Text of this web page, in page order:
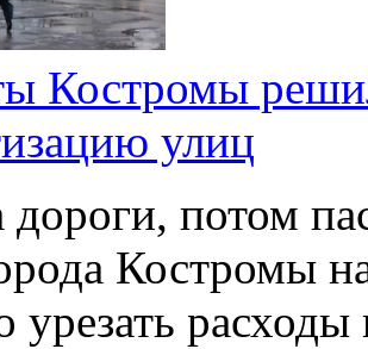
Костромы
улиц
дороги, потом
Костромы
урезать